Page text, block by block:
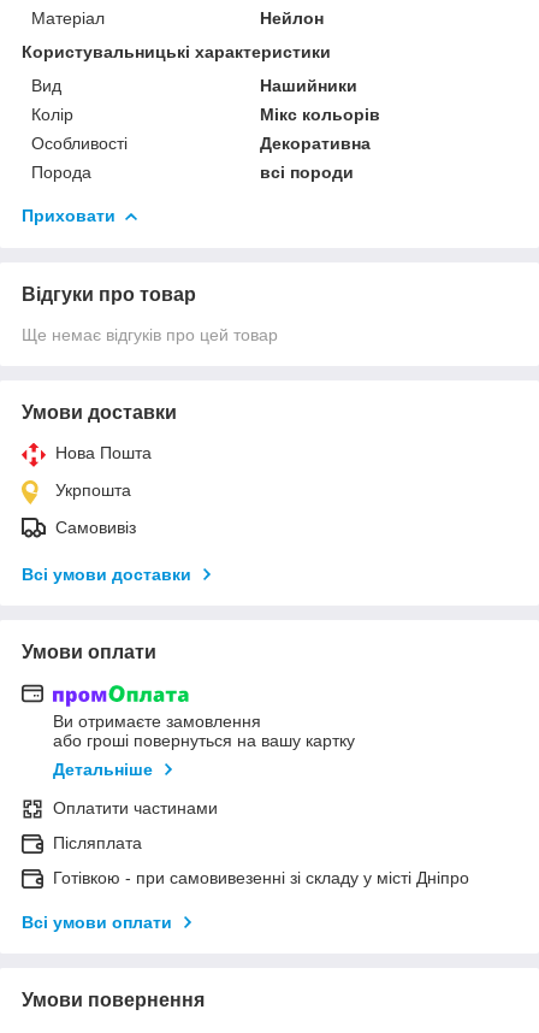
Матеріал
Нейлон
Користувальницькі характеристики
Вид
Нашийники
Колір
Мікс кольорів
Особливості
Декоративна
Порода
всі породи
Приховати
Відгуки про товар
Ще немає відгуків про цей товар
Умови доставки
Нова Пошта
Укрпошта
Самовивіз
Всі умови доставки
Умови оплати
Ви отримаєте замовлення
або гроші повернуться на вашу картку
Детальніше
Оплатити частинами
Післяплата
Готівкою - при самовивезенні зі складу у місті Дніпро
Всі умови оплати
Умови повернення